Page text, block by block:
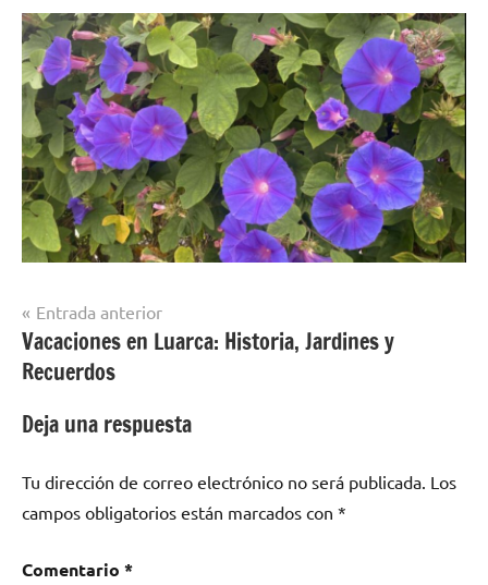
Navegación
de
entradas
Entrada anterior
Vacaciones en Luarca: Historia, Jardines y
Recuerdos
Deja una respuesta
Tu dirección de correo electrónico no será publicada. Los
campos obligatorios están marcados con *
Comentario *